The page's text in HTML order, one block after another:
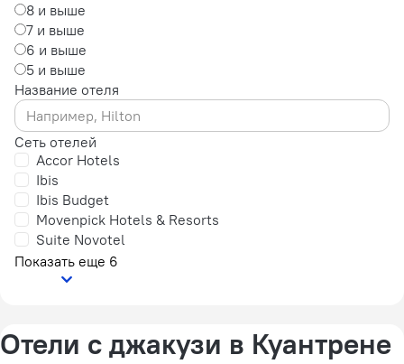
8 и выше
7 и выше
6 и выше
5 и выше
Название отеля
Сеть отелей
Accor Hotels
Ibis
Ibis Budget
Movenpick Hotels & Resorts
Suite Novotel
Показать еще 6
Отели с джакузи в Куантрене